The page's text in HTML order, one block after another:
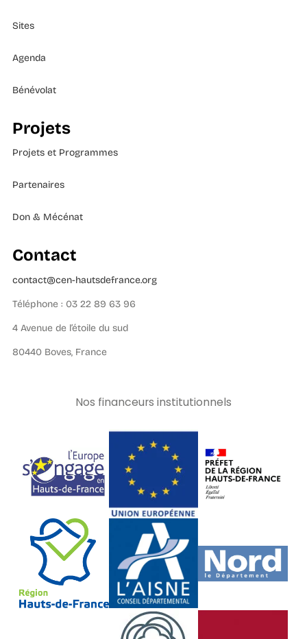
Sites
Agenda
Bénévolat
Projets
Projets et Programmes
Partenaires
Don & Mécénat
Contact
contact@cen-hautsdefrance.org
Téléphone : 03 22 89 63 96
4 Avenue de l’étoile du sud
80440 Boves, France
Nos financeurs institutionnels